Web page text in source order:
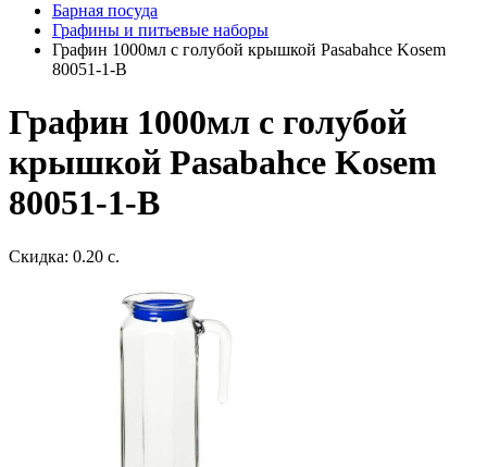
Барная посуда
Графины и питьевые наборы
Графин 1000мл с голубой крышкой Pasabahce Kosem
80051-1-B
Графин 1000мл с голубой
крышкой Pasabahce Kosem
80051-1-B
Скидка: 0.20 с.